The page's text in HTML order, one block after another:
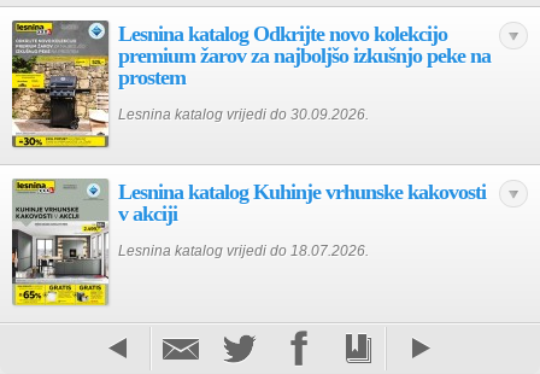
Lesnina katalog Odkrijte novo kolekcijo
premium žarov za najboljšo izkušnjo peke na
prostem
Lesnina katalog vrijedi do 30.09.2026.
Lesnina katalog Kuhinje vrhunske kakovosti
v akciji
Lesnina katalog vrijedi do 18.07.2026.